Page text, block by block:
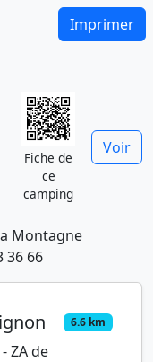
Imprimer
Fiche de
ce
camping
Voir
Montagne
36 66
6.6 km
ZA de